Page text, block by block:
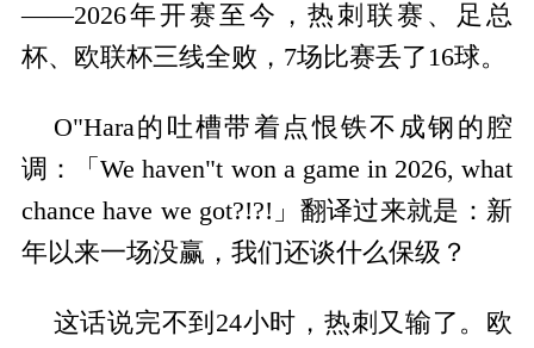
——2026年开赛至今，热刺联赛、足总
杯、欧联杯三线全败，7场比赛丢了16球。
O"Hara的吐槽带着点恨铁不成钢的腔
调：「We haven"t won a game in 2026, what
chance have we got?!?!」翻译过来就是：新
年以来一场没赢，我们还谈什么保级？
这话说完不到24小时，热刺又输了。欧